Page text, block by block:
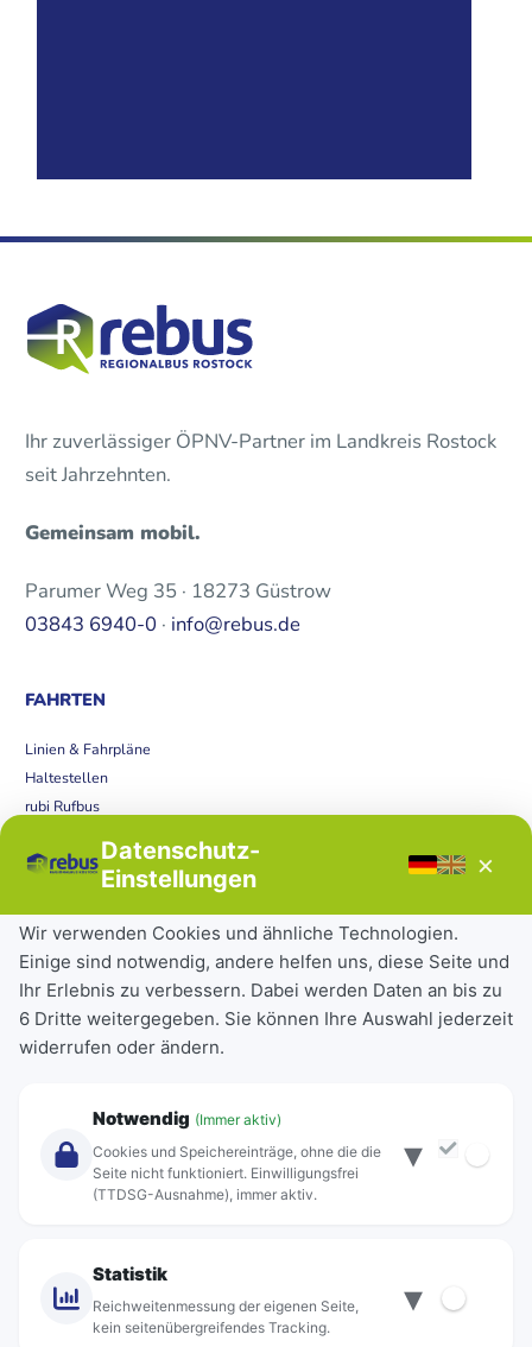
Ihr zuverlässiger ÖPNV-Partner im Landkreis Rostock
seit Jahrzehnten.
Gemeinsam mobil.
Parumer Weg 35 · 18273 Güstrow
03843 6940-0 · info@rebus.de
FAHRTEN
Linien & Fahrpläne
Haltestellen
rubi Rufbus
Störungen
Tickets & Tarife
Deutschlandticket
Schülerkarte
Einzeltickets
Abonnements
Über Rebus
Standorte
Datenschutz-
Einstellungen
×
Wir verwenden Cookies und ähnliche Technologien.
Einige sind notwendig, andere helfen uns, diese Seite und
Ihr Erlebnis zu verbessern. Dabei werden Daten an bis zu
6 Dritte weitergegeben. Sie können Ihre Auswahl jederzeit
widerrufen oder ändern.
Notwendig (Immer aktiv)
Cookies und Speichereinträge, ohne die die
Seite nicht funktioniert. Einwilligungsfrei
(TTDSG-Ausnahme), immer aktiv.
▾
Statistik
Reichweitenmessung der eigenen Seite,
kein seitenübergreifendes Tracking.
▾